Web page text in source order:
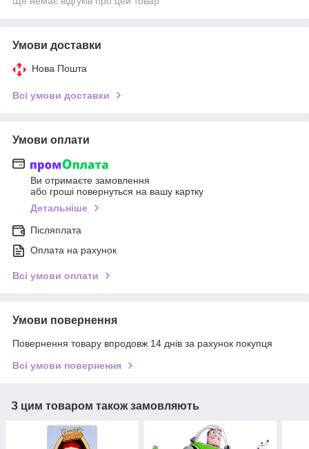
Умови доставки
Нова Пошта
Всі умови доставки
Умови оплати
Ви отримаєте замовлення
або гроші повернуться на вашу картку
Детальніше
Післяплата
Оплата на рахунок
Всі умови оплати
Умови повернення
Повернення товару впродовж 14 днів за рахунок покупця
Всі умови повернення
З цим товаром також замовляють